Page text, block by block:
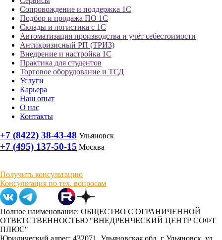
Сопровождение и поддержка 1С
Подбор и продажа ПО 1С
Склады и логистика с 1С
Автоматизация производства и учёт себестоимости
Антикризисный РП (ТРИЗ)
Внедрение и настройка 1С
Практика для студентов
Торговое оборудование и ТСД
Услуги
Карьера
Наш опыт
О нас
Контакты
+7 (8422) 38-43-48 Ульяновск
+7 (495) 137-50-15 Москва
Получить консультацию
Консультация по тех. вопросам
Полное наименование: ОБЩЕСТВО С ОГРАНИЧЕННОЙ
ОТВЕТСТВЕННОСТЬЮ "ВНЕДРЕНЧЕСКИЙ ЦЕНТР СОФТ
ПЛЮС"
Юридический адрес: 432071, Ульяновская обл, г Ульяновск, ул